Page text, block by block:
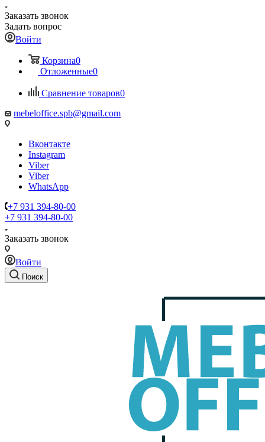
Заказать звонок
Задать вопрос
Войти
Корзина0
Отложенные0
Сравнение товаров0
mebeloffice.spb@gmail.com
Вконтакте
Instagram
Viber
Viber
WhatsApp
+7 931 394-80-00
+7 931 394-80-00
Заказать звонок
Войти
Поиск